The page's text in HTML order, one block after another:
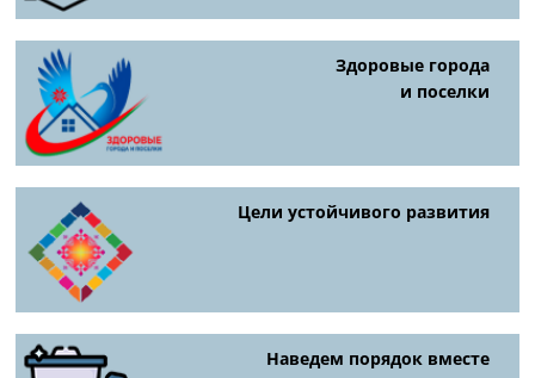
Здоровые города
и поселки
Цели устойчивого развития
Наведем порядок вместе